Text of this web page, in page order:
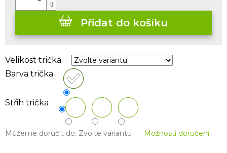
Velikost trička
Barva trička
Střih trička
Můžeme doručit do: Zvolte variantu Možnosti doručení
Přidat do košíku